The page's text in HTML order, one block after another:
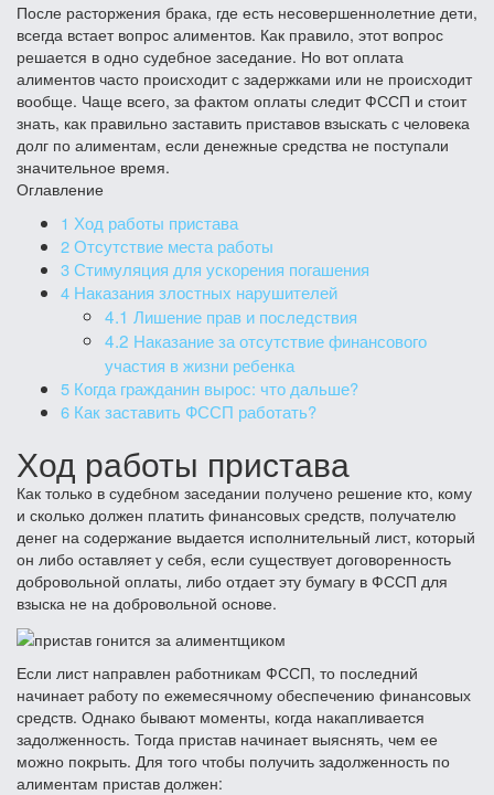
После расторжения брака, где есть несовершеннолетние дети,
всегда встает вопрос алиментов. Как правило, этот вопрос
решается в одно судебное заседание. Но вот оплата
алиментов часто происходит с задержками или не происходит
вообще. Чаще всего, за фактом оплаты следит ФССП и стоит
знать, как правильно заставить приставов взыскать с человека
долг по алиментам, если денежные средства не поступали
значительное время.
Оглавление
1 Ход работы пристава
2Отсутствие места работы
3Стимуляция для ускорения погашения
4 Наказания злостных нарушителей
4.1 Лишение прав и последствия
4.2 Наказание за отсутствие финансового
участия в жизни ребенка
5 Когда гражданин вырос: что дальше?
6 Как заставить ФССП работать?
Ход работы пристава
Как только в судебном заседании получено решение кто, кому
и сколько должен платить финансовых средств, получателю
денег на содержание выдается исполнительный лист, который
он либо оставляет у себя, если существует договоренность
добровольной оплаты, либо отдает эту бумагу в ФССП для
взыска не на добровольной основе.
Если лист направлен работникам ФССП, то последний
начинает работу по ежемесячному обеспечению финансовых
средств. Однако бывают моменты, когда накапливается
задолженность. Тогда пристав начинает выяснять, чем ее
можно покрыть. Для того чтобы получить задолженность по
алиментам пристав должен: